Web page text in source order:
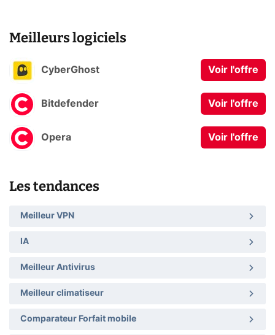
Meilleurs logiciels
CyberGhost Voir l'offre
Bitdefender Voir l'offre
Opera Voir l'offre
Les tendances
Meilleur VPN
IA
Meilleur Antivirus
Meilleur climatiseur
Comparateur Forfait mobile